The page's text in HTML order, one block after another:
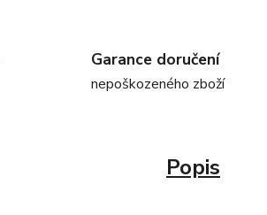
Garance doručení
nepoškozeného zboží
Popis